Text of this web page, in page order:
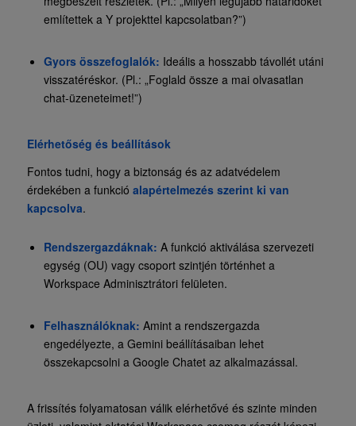
említettek a Y projekttel kapcsolatban?”)
Gyors összefoglalók: Ideális a hosszabb távollét utáni
visszatéréskor. (Pl.: „Foglald össze a mai olvasatlan
chat-üzeneteimet!”)
Elérhetőség és beállítások
Fontos tudni, hogy a biztonság és az adatvédelem
érdekében a funkció alapértelmezés szerint ki van
kapcsolva.
Rendszergazdáknak: A funkció aktiválása szervezeti
egység (OU) vagy csoport szintjén történhet a
Workspace Adminisztrátori felületen.
Felhasználóknak: Amint a rendszergazda
engedélyezte, a Gemini beállításaiban lehet
összekapcsolni a Google Chatet az alkalmazással.
A frissítés folyamatosan válik elérhetővé és szinte minden